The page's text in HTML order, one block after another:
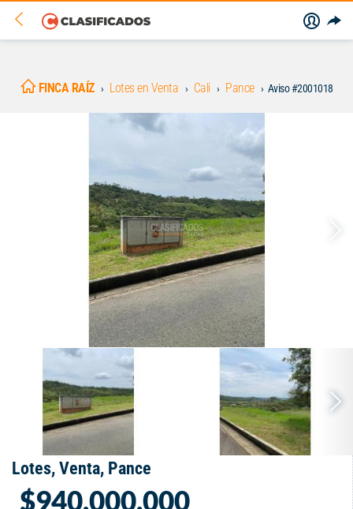
FINCA RAÍZ Lotes en Venta Cali Pance Aviso #2001018
Lotes, Venta, Pance
$940.000.000